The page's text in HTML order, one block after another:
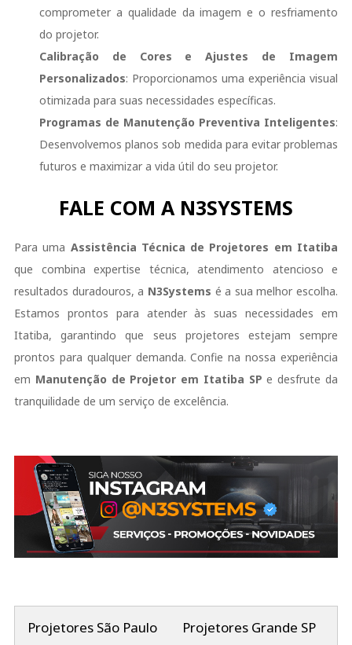
comprometer a qualidade da imagem e o resfriamento
do projetor.
Calibração de Cores e Ajustes de Imagem
Personalizados: Proporcionamos uma experiência visual
otimizada para suas necessidades específicas.
Programas de Manutenção Preventiva Inteligentes:
Desenvolvemos planos sob medida para evitar problemas
futuros e maximizar a vida útil do seu projetor.
FALE COM A N3SYSTEMS
Para uma Assistência Técnica de Projetores em Itatiba
que combina expertise técnica, atendimento atencioso e
resultados duradouros, a N3Systems é a sua melhor escolha.
Estamos prontos para atender às suas necessidades em
Itatiba, garantindo que seus projetores estejam sempre
prontos para qualquer demanda. Confie na nossa experiência
em Manutenção de Projetor em Itatiba SP e desfrute da
tranquilidade de um serviço de excelência.
Projetores São Paulo Projetores Grande SP